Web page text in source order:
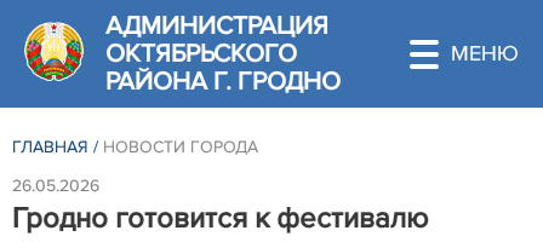
АДМИНИСТРАЦИЯ
ОКТЯБРЬСКОГО
РАЙОНА Г. ГРОДНО
ГЛАВНАЯ / НОВОСТИ ГОРОДА
26.05.2026
Гродно готовится к фестивалю